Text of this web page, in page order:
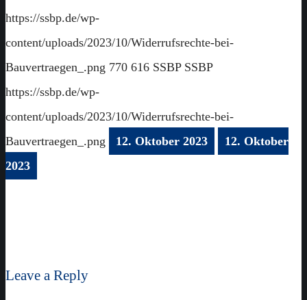
https://ssbp.de/wp-
content/uploads/2023/10/Widerrufsrechte-bei-
Bauvertraegen_.png 770 616 SSBP SSBP
https://ssbp.de/wp-
content/uploads/2023/10/Widerrufsrechte-bei-
Bauvertraegen_.png
12. Oktober 2023
12. Oktober
2023
Leave a Reply